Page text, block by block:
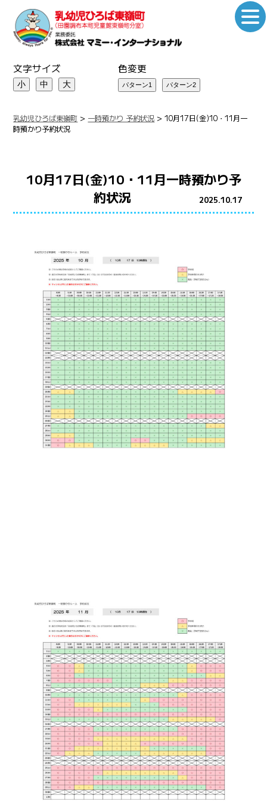
文字サイズ
小 中 大
色変更
乳幼児ひろば東嶺町 > 一時預かり 予約状況 >10月17日(金)10・11月一
時預かり予約状況
10月17日(金)10・11月一時預かり予
約状況
2025.10.17